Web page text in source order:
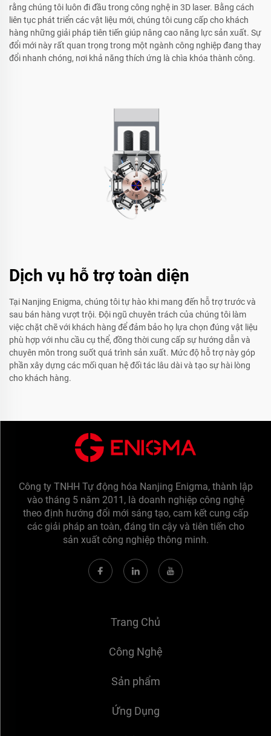
rằng chúng tôi luôn đi đầu trong công nghệ in 3D laser. Bằng cách
liên tục phát triển các vật liệu mới, chúng tôi cung cấp cho khách
hàng những giải pháp tiên tiến giúp nâng cao năng lực sản xuất. Sự
đổi mới này rất quan trọng trong một ngành công nghiệp đang thay
đổi nhanh chóng, nơi khả năng thích ứng là chìa khóa thành công.
Dịch vụ hỗ trợ toàn diện
Tại Nanjing Enigma, chúng tôi tự hào khi mang đến hỗ trợ trước và
sau bán hàng vượt trội. Đội ngũ chuyên trách của chúng tôi làm
việc chặt chẽ với khách hàng để đảm bảo họ lựa chọn đúng vật liệu
phù hợp với nhu cầu cụ thể, đồng thời cung cấp sự hướng dẫn và
chuyên môn trong suốt quá trình sản xuất. Mức độ hỗ trợ này góp
phần xây dựng các mối quan hệ đối tác lâu dài và tạo sự hài lòng
cho khách hàng.
Công ty TNHH Tự động hóa Nanjing Enigma, thành lập
vào tháng 5 năm 2011, là doanh nghiệp công nghệ
theo định hướng đổi mới sáng tạo, cam kết cung cấp
các giải pháp an toàn, đáng tin cậy và tiên tiến cho
sản xuất công nghiệp thông minh.
Trang Chủ
Công Nghệ
Sản phẩm
Ứng Dụng